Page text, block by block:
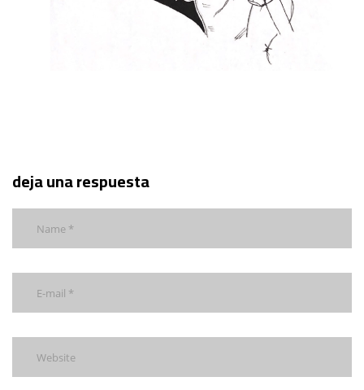
deja una respuesta